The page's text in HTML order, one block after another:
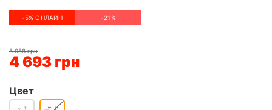
-5% ОНЛАЙН -21%
5 958 грн
4 693 грн
Цвет